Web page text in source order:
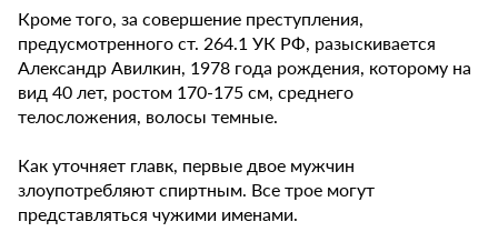
Кроме того, за совершение преступления,
предусмотренного ст. 264.1 УК РФ, разыскивается
Александр Авилкин, 1978 года рождения, которому на
вид 40 лет, ростом 170-175 см, среднего
телосложения, волосы темные.
Как уточняет главк, первые двое мужчин
злоупотребляют спиртным. Все трое могут
представляться чужими именами.